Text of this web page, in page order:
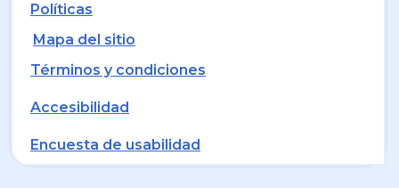
Políticas
Mapa del sitio
Términos y condiciones
Accesibilidad
Encuesta de usabilidad